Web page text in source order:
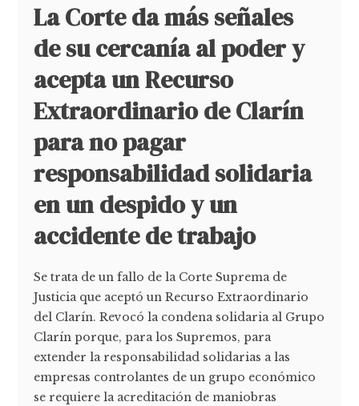
La Corte da más señales
de su cercanía al poder y
acepta un Recurso
Extraordinario de Clarín
para no pagar
responsabilidad solidaria
en un despido y un
accidente de trabajo
Se trata de un fallo de la Corte Suprema de
Justicia que aceptó un Recurso Extraordinario
del Clarín. Revocó la condena solidaria al Grupo
Clarín porque, para los Supremos, para
extender la responsabilidad solidarias a las
empresas controlantes de un grupo económico
se requiere la acreditación de maniobras